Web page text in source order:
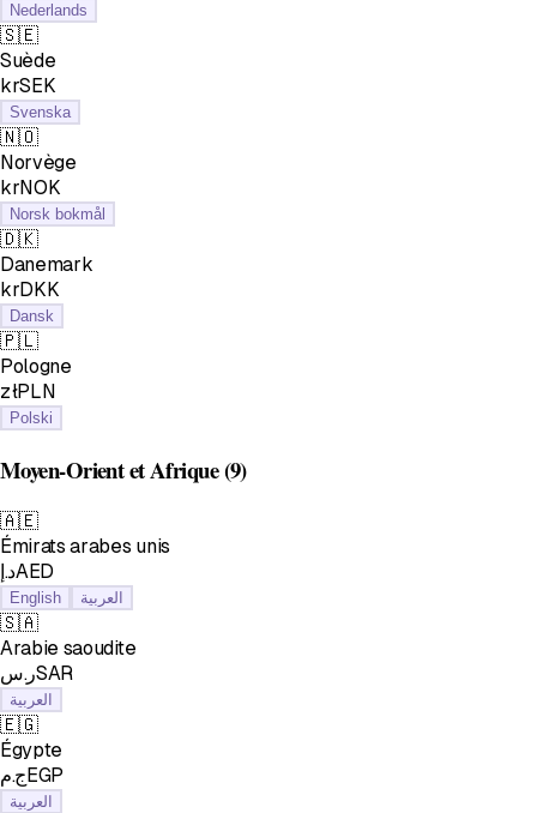
Nederlands
🇸🇪
Suède
krSEK
Svenska
🇳🇴
Norvège
krNOK
Norsk bokmål
🇩🇰
Danemark
krDKK
Dansk
🇵🇱
Pologne
złPLN
Polski
Moyen-Orient et Afrique(9)
🇦🇪
Émirats arabes unis
د.إAED
English العربية
🇸🇦
Arabie saoudite
ر.سSAR
العربية
🇪🇬
Égypte
ج.مEGP
العربية